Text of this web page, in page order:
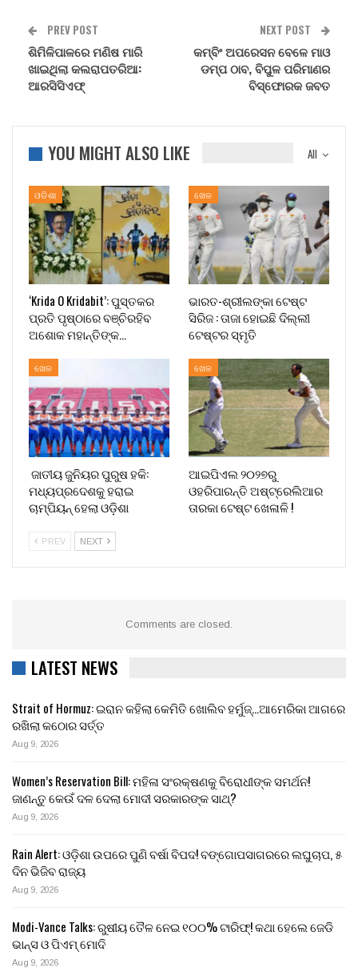
PREV POST
ଶିମିଳିପାଳରେ ମଣିଷ ମାରି
ଖାଇଥିଲା କଲରାପତରିଆ:
ଆରସିସିଏଫ୍
NEXT POST
କମ୍ବିଂ ଅପରେସନ ବେଳେ ମାଓ
ଡମ୍ପ ଠାବ, ବିପୁଳ ପରିମାଣର
ବିସ୍ଫୋରକ ଜବତ
All
YOU MIGHT ALSO LIKE
ଓଡିଶା
‘Krida O Kridabit’: ପୁସ୍ତକର
ପ୍ରତି ପୃଷ୍ଠାରେ ବଞ୍ଚିରହିବ
ଅଶୋକ ମହାନ୍ତିଙ୍କ…
ଖେଳ
ଭାରତ-ଶ୍ରୀଲଙ୍କା ଟେଷ୍ଟ
ସିରିଜ : ତାଜା ହୋଇଛି ଦିଲ୍ଲୀ
ଟେଷ୍ଟର ସ୍ମୃତି
ଖେଳ
ଜାତୀୟ ଜୁନିୟର ପୁରୁଷ ହକି:
ମଧ୍ୟପ୍ରଦେଶକୁ ହରାଇ
ଚାମ୍ପିୟନ୍ ହେଲା ଓଡ଼ିଶା
ଖେଳ
ଆଇପିଏଲ ୨୦୨୭ରୁ
ଓହରିପାରନ୍ତି ଅଷ୍ଟ୍ରେଲିଆର
ତାରକା ଟେଷ୍ଟ ଖେଳାଳି !
PREV NEXT
Comments are closed.
LATEST NEWS
Strait of Hormuz: ଇରାନ କହିଲା କେମିତି ଖୋଲିବ ହର୍ମୁଜ୍…ଆମେରିକା ଆଗରେ
ରଖିଲା କଠୋର ସର୍ତ୍ତ
Aug 9, 2026
Women’s Reservation Bill: ମହିଳା ସଂରକ୍ଷଣକୁ ବିରୋଧୀଙ୍କ ସମର୍ଥନ!
ଜାଣନ୍ତୁ କେଉଁ ଦଳ ଦେଲା ମୋଦୀ ସରକାରଙ୍କ ସାଥ୍?
Aug 9, 2026
Rain Alert: ଓଡ଼ିଶା ଉପରେ ପୁଣି ବର୍ଷା ବିପଦ! ବଙ୍ଗୋପସାଗରରେ ଲଘୁଚାପ, ୫
ଦିନ ଭିଜିବ ରାଜ୍ୟ
Aug 9, 2026
Modi-Vance Talks: ରୁଷୀୟ ତୈଳ ନେଇ ୧୦୦% ଟାରିଫ୍! କଥା ହେଲେ ଜେଡି
ଭାନ୍ସ ଓ ପିଏମ୍ ମୋଦି
Aug 9, 2026